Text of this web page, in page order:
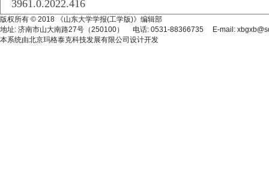
3961.0.2022.416
版权所有 © 2018 《山东大学学报(工学版)》编辑部
地址: 济南市山大南路27号（250100） 电话: 0531-88366735 E-mail:
本系统由北京玛格泰克科技发展有限公司 设计开发